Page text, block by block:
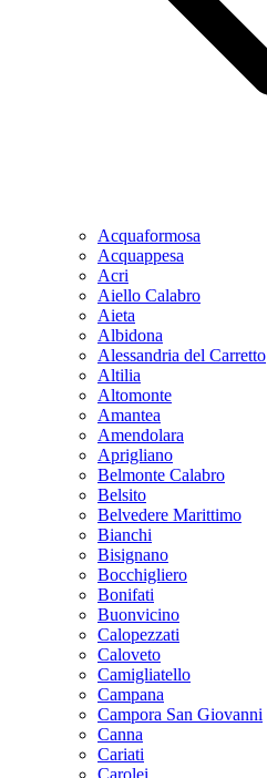
Acquaformosa
Acquappesa
Acri
Aiello Calabro
Aieta
Albidona
Alessandria del Carretto
Altilia
Altomonte
Amantea
Amendolara
Aprigliano
Belmonte Calabro
Belsito
Belvedere Marittimo
Bianchi
Bisignano
Bocchigliero
Bonifati
Buonvicino
Calopezzati
Caloveto
Camigliatello
Campana
Campora San Giovanni
Canna
Cariati
Carolei